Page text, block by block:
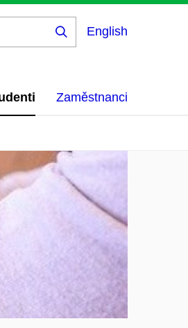
English
Zaměstnanci